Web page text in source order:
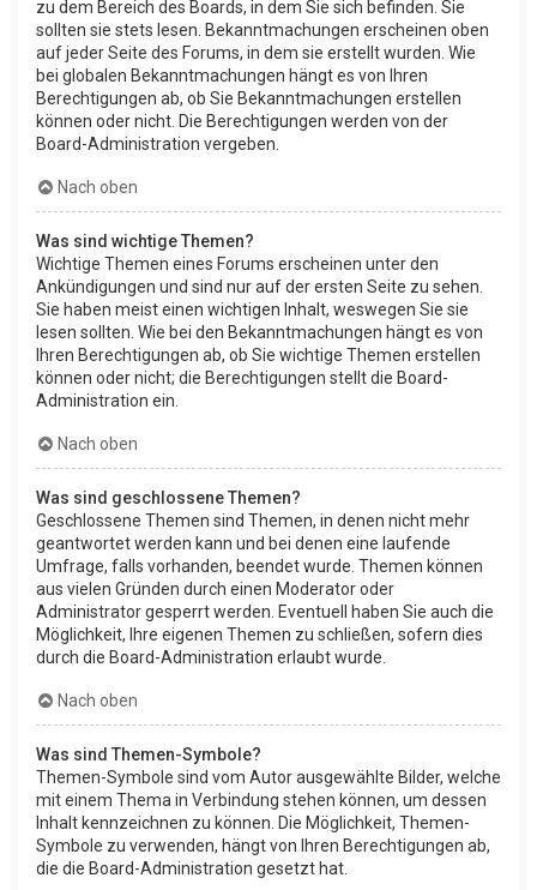
zu dem Bereich des Boards, in dem Sie sich befinden. Sie
sollten sie stets lesen. Bekanntmachungen erscheinen oben
auf jeder Seite des Forums, in dem sie erstellt wurden. Wie
bei globalen Bekanntmachungen hängt es von Ihren
Berechtigungen ab, ob Sie Bekanntmachungen erstellen
können oder nicht. Die Berechtigungen werden von der
Board-Administration vergeben.
Nach oben
Was sind wichtige Themen?
Wichtige Themen eines Forums erscheinen unter den
Ankündigungen und sind nur auf der ersten Seite zu sehen.
Sie haben meist einen wichtigen Inhalt, weswegen Sie sie
lesen sollten. Wie bei den Bekanntmachungen hängt es von
Ihren Berechtigungen ab, ob Sie wichtige Themen erstellen
können oder nicht; die Berechtigungen stellt die Board-
Administration ein.
Nach oben
Was sind geschlossene Themen?
Geschlossene Themen sind Themen, in denen nicht mehr
geantwortet werden kann und bei denen eine laufende
Umfrage, falls vorhanden, beendet wurde. Themen können
aus vielen Gründen durch einen Moderator oder
Administrator gesperrt werden. Eventuell haben Sie auch die
Möglichkeit, Ihre eigenen Themen zu schließen, sofern dies
durch die Board-Administration erlaubt wurde.
Nach oben
Was sind Themen-Symbole?
Themen-Symbole sind vom Autor ausgewählte Bilder, welche
mit einem Thema in Verbindung stehen können, um dessen
Inhalt kennzeichnen zu können. Die Möglichkeit, Themen-
Symbole zu verwenden, hängt von Ihren Berechtigungen ab,
die die Board-Administration gesetzt hat.